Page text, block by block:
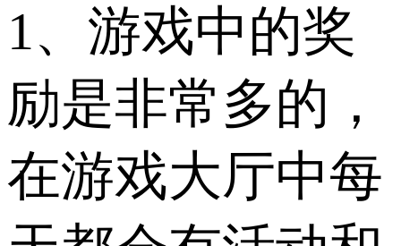
1、游戏中的奖
励是非常多的，
在游戏大厅中每